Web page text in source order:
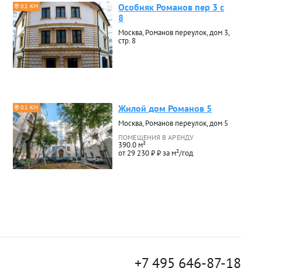
0.1 КМ
Особняк Романов пер 3 с
8
Москва, Романов переулок, дом 3,
стр. 8
0.1 КМ Жилой дом Романов 5
Москва, Романов переулок, дом 5
ПОМЕЩЕНИЯ В АРЕНДУ
390.0 м²
от 29 230 ₽ ₽ за м²/год
+7 495 646-87-18